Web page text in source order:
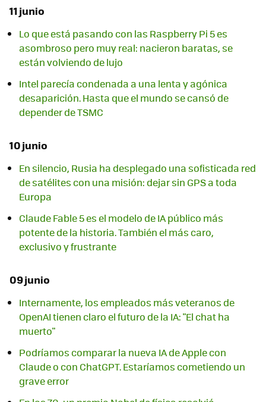
11 junio
Lo que está pasando con las Raspberry Pi 5 es
asombroso pero muy real: nacieron baratas, se
están volviendo de lujo
Intel parecía condenada a una lenta y agónica
desaparición. Hasta que el mundo se cansó de
depender de TSMC
10 junio
En silencio, Rusia ha desplegado una sofisticada red
de satélites con una misión: dejar sin GPS a toda
Europa
Claude Fable 5 es el modelo de IA público más
potente de la historia. También el más caro,
exclusivo y frustrante
09 junio
Internamente, los empleados más veteranos de
OpenAI tienen claro el futuro de la IA: "El chat ha
muerto"
Podríamos comparar la nueva IA de Apple con
Claude o con ChatGPT. Estaríamos cometiendo un
grave error